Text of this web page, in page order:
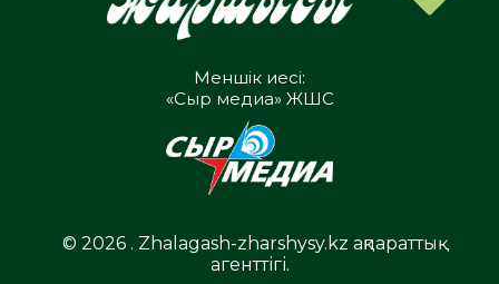
Меншік иесі:
«Сыр медиа» ЖШС
© 2026 . Zhalagash-zharshysy.kz ақпараттық
агенттігі.